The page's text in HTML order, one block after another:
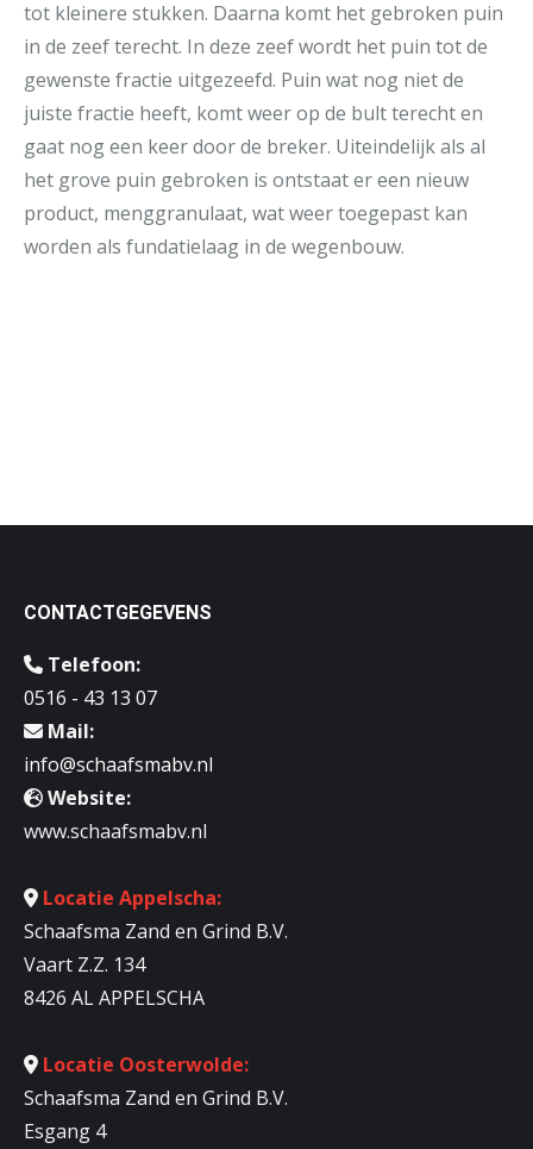
tot kleinere stukken. Daarna komt het gebroken puin
in de zeef terecht. In deze zeef wordt het puin tot de
gewenste fractie uitgezeefd. Puin wat nog niet de
juiste fractie heeft, komt weer op de bult terecht en
gaat nog een keer door de breker. Uiteindelijk als al
het grove puin gebroken is ontstaat er een nieuw
product, menggranulaat, wat weer toegepast kan
worden als fundatielaag in de wegenbouw.
CONTACTGEGEVENS
Telefoon:
0516 - 43 13 07
Mail:
info@schaafsmabv.nl
Website:
www.schaafsmabv.nl
Locatie Appelscha:
Schaafsma Zand en Grind B.V.
Vaart Z.Z. 134
8426 AL APPELSCHA
Locatie Oosterwolde:
Schaafsma Zand en Grind B.V.
Esgang 4